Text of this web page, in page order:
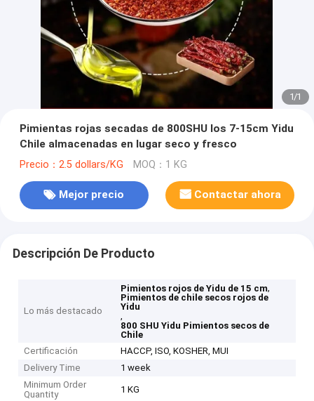
1/1
Pimientas rojas secadas de 800SHU los 7-15cm Yidu
Chile almacenadas en lugar seco y fresco
Precio：2.5 dollars/KG MOQ：1 KG
Mejor precio Contactar ahora
Descripción De Producto
Lo más destacado
Pimientos rojos de Yidu de 15 cm,
Pimientos de chile secos rojos de
Yidu
,
800 SHU Yidu Pimientos secos de
Chile
Certificación
HACCP, ISO, KOSHER, MUI
Delivery Time
1 week
Minimum Order
Quantity
1 KG